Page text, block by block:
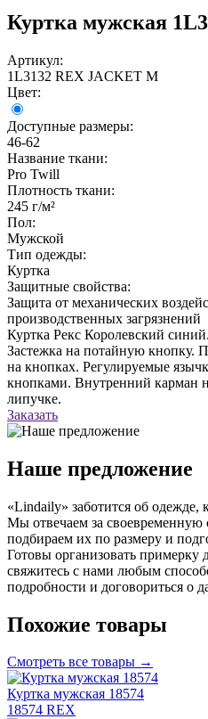
Куртка мужская
Артикул:
1L3132 REX JACKET M
Цвет:
Доступные размеры:
46-62
Название ткани:
Pro Twill
Плотность ткани:
245 г/м²
Пол:
Мужской
Тип одежды:
Куртка
Защитные свойства:
Защита от механических
производственных загрязнений
Куртка Рекс Королевский
Застежка на потайную кнопку.
на кнопках. Регулируемые
кнопками. Внутренний карман
липучке.
Заказать
Наше предложение
«Lindaily» заботится об одежде,
Мы отвечаем за своевременную
подбираем их по размеру и
Готовы организовать
свяжитесь с нами любым
подробности и договориться о
Похожие товары
Смотреть все товары →
Куртка мужская 18574
18574 REX